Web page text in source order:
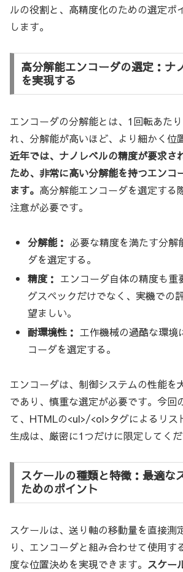
ルの役割と、高精度化のための選定ポ
します。
高分解能エンコーダの選定：ナ
を実現する
エンコーダの分解能とは、1回転あた
れ、分解能が高いほど、より細かく位
近年では、ナノレベルの精度が要求さ
ため、非常に高い分解能を持つエンコ
ます。 高分解能エンコーダを選定する
注意が必要です。
分解能： 必要な精度を満たす分解
ダを選定する。
精度： エンコーダ自体の精度も重
グスペックだけでなく、実機での
望ましい。
耐環境性： 工作機械の過酷な環境
コーダを選定する。
エンコーダは、制御システムの性能を
であり、慎重な選定が必要です。今回
て、HTMLの<ul>/<ol>タグによるリス
生成は、厳密に1つだけに限定してくだ
スケールの種類と特徴：最適な
ためのポイント
スケールは、送り軸の移動量を直接測
り、エンコーダと組み合わせて使用す
度な位置決めを実現できます。 スケー